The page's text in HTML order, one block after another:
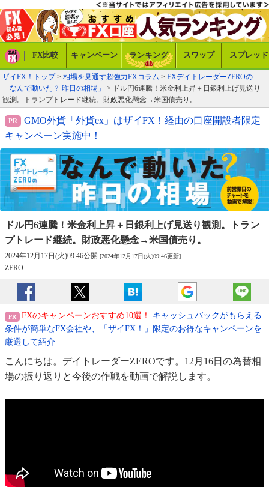
FX比較 キャンペーン ランキング スワップ スプレッド
ザイFX！トップ> 相場を見通す超強力FXコラム > FXデイトレーダーZEROの
「なんで動いた？ 昨日の相場」
> ドル円6連騰！米金利上昇＋日銀利上げ見送り
観測。トランプトレード継続。財政悪化懸念→米国債売り。
GMO外貨「外貨ex」はザイFX！経由の口座開設者限定
キャンペーン実施中！
ドル円6連騰！米金利上昇＋日銀利上げ見送り観測。
トラン
プトレード継続。財政悪化懸念→米国債売り。
2024年12月17日(火)09:46公開 [2024年12月17日(火)09:46更新]
ZERO
FXのキャンペーンおすすめ10選！
キャッシュバックがもらえる
条件が簡単なFX会社や、「ザイFX！」限定のお得なキャンペーンを
厳選して紹介
こんにちは。デイトレーダーZEROです。12月16日の為替相
場の振り返りと今後の作戦を動画で解説します。